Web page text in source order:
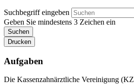
Suchbegriff eingeben
Geben Sie mindestens 3 Zeichen ein
Suchen
Drucken
Aufgaben
Die Kassenzahnärztliche Vereinigung